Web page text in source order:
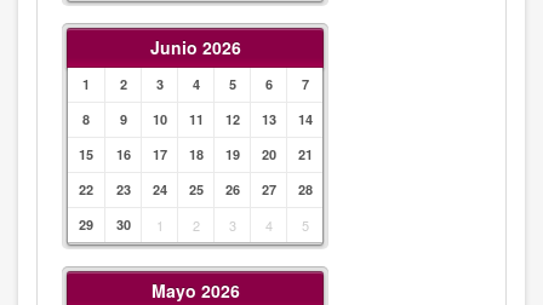
Junio 2026
1 2 3 4 5 6
7
8
9 10 11 12 13
14
15
16 17 18 19 20
21
22
23 24 25 26 27
28
29
30 1 2 3 4 5
Mayo 2026